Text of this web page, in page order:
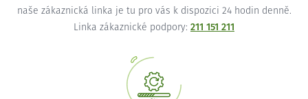
naše zákaznická linka je tu pro vás k dispozici 24 hodin denně.
Linka zákaznické podpory: 211 151 211